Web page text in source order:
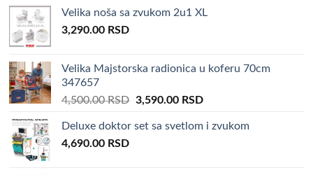
4,000.00 RSD.2,990.00 RSD.
Velika noša sa zvukom 2u1 XL
3,290.00 RSD
Velika Majstorska radionica u koferu 70cm
347657
4,500.00RSD Original
was:
3,590.00 RSDCurrent
is:
Deluxe doktor set sa svetlom i zvukom
4,690.00 RSD